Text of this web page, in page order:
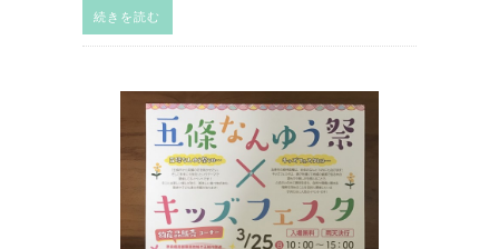
続きを読む